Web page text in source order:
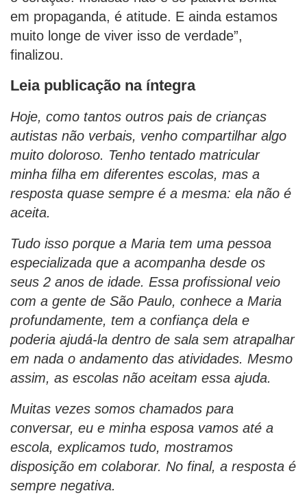
em propaganda, é atitude. E ainda estamos
muito longe de viver isso de verdade”,
finalizou.
Leia publicação na íntegra
Hoje, como tantos outros pais de crianças
autistas não verbais, venho compartilhar algo
muito doloroso. Tenho tentado matricular
minha filha em diferentes escolas, mas a
resposta quase sempre é a mesma: ela não é
aceita.
Tudo isso porque a Maria tem uma pessoa
especializada que a acompanha desde os
seus 2 anos de idade. Essa profissional veio
com a gente de São Paulo, conhece a Maria
profundamente, tem a confiança dela e
poderia ajudá-la dentro de sala sem atrapalhar
em nada o andamento das atividades. Mesmo
assim, as escolas não aceitam essa ajuda.
Muitas vezes somos chamados para
conversar, eu e minha esposa vamos até a
escola, explicamos tudo, mostramos
disposição em colaborar. No final, a resposta é
sempre negativa.